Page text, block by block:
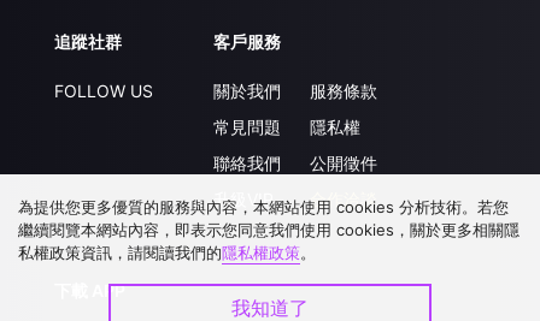
追蹤社群
FOLLOW US
客戶服務
關於我們
常見問題
聯絡我們
升級VIP
服務條款
隱私權
公開徵件
合作洽談
下載 APP
為提供您更多優質的服務與內容，本網站使用 cookies 分析技術。若您
繼續閱覽本網站內容，即表示您同意我們使用 cookies，關於更多相關隱
私權政策資訊，請閱讀我們的隱私權政策。
我知道了